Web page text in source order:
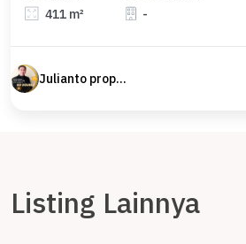
411 m² -
Julianto property Julianto
Listing Lainnya